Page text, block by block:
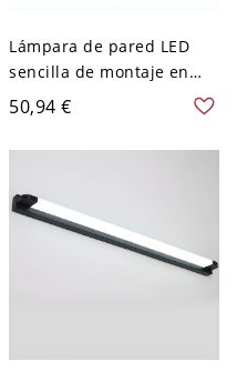
Lámpara de pared LED
sencilla de montaje en
pared estilo nórdico para
sala de estar - 110 A 120 V
Negro Redondo 59,69 cm
50,94 €